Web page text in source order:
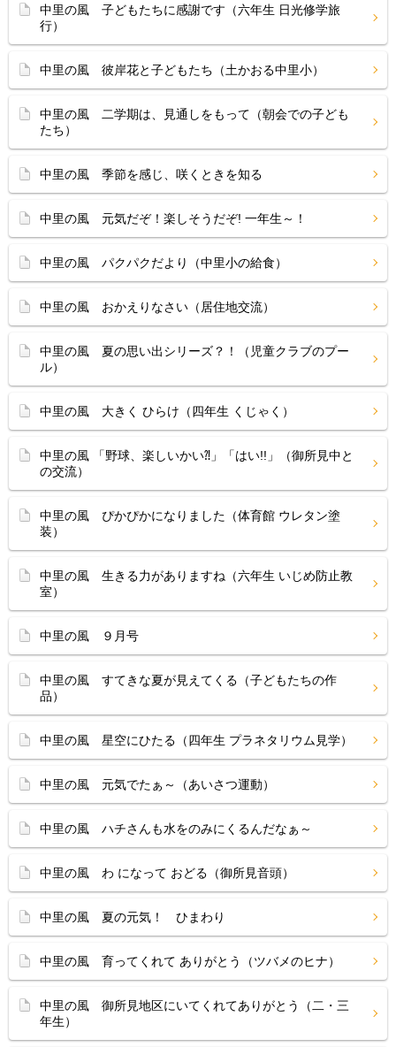
中里の風 子どもたちに感謝です（六年生 日光修学旅
行）
中里の風 彼岸花と子どもたち（土かおる中里小）
中里の風 二学期は、見通しをもって（朝会での子ども
たち）
中里の風 季節を感じ、咲くときを知る
中里の風 元気だぞ！楽しそうだぞ! 一年生～！
中里の風 パクパクだより（中里小の給食）
中里の風 おかえりなさい（居住地交流）
中里の風 夏の思い出シリーズ？！（児童クラブのプー
ル）
中里の風 大きく ひらけ（四年生 くじゃく）
中里の風 「野球、楽しいかい⁈」「はい!!」（御所見中と
の交流）
中里の風 ぴかぴかになりました（体育館 ウレタン塗
装）
中里の風 生きる力がありますね（六年生 いじめ防止教
室）
中里の風 ９月号
中里の風 すてきな夏が見えてくる（子どもたちの作
品）
中里の風 星空にひたる（四年生 プラネタリウム見学）
中里の風 元気でたぁ～（あいさつ運動）
中里の風 ハチさんも水をのみにくるんだなぁ～
中里の風 わ になって おどる（御所見音頭）
中里の風 夏の元気！ ひまわり
中里の風 育ってくれて ありがとう（ツバメのヒナ）
中里の風 御所見地区にいてくれてありがとう（二・三
年生）